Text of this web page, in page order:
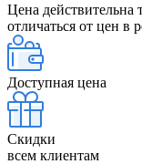
Цена действительна
отличаться от цен в
Доступная цена
Скидки
всем клиентам